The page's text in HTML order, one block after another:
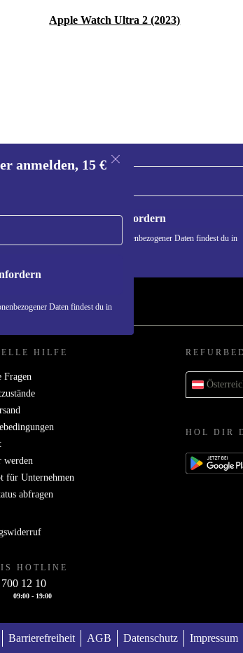
Apple Watch Ultra 2 (2023)
anmelden, 15 €
Daten findest du in
Gutschein anfordern
über die Verwendung personenbezogener Daten findest du in
HILFE
Fragen
werden
für Unternehmen
abfragen
HOTLINE
12 10
09:00 - 19:00
HOL DIR
Barrierefreiheit AGB Datenschutz Impressum